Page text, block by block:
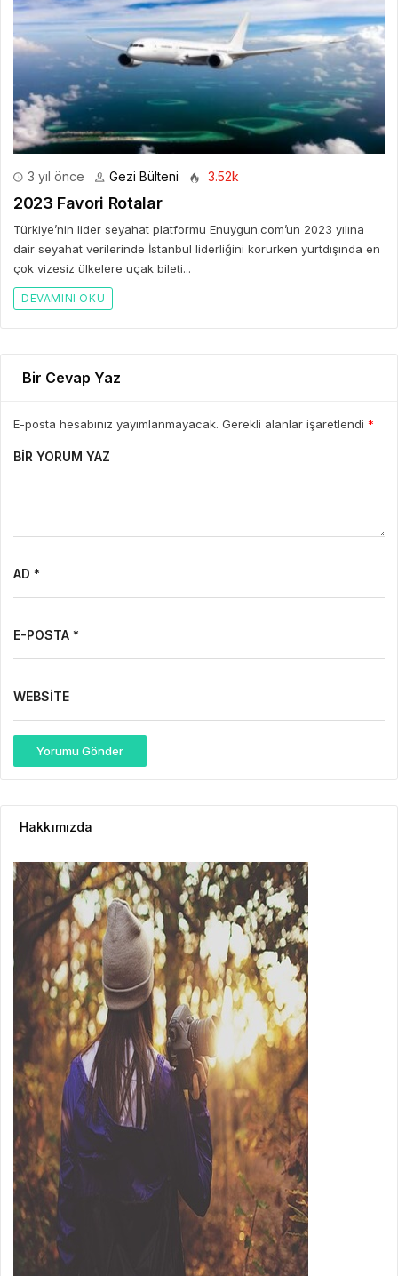
3 yıl önce Gezi Bülteni 3.52k
2023 Favori Rotalar
Türkiye’nin lider seyahat platformu Enuygun.com’un 2023 yılına
dair seyahat verilerinde İstanbul liderliğini korurken yurtdışında en
çok vizesiz ülkelere uçak bileti...
DEVAMINI OKU
Bir Cevap Yaz
E-posta hesabınız yayımlanmayacak. Gerekli alanlar işaretlendi *
BIR YORUM YAZ
AD *
E-POSTA *
WEBSITE
Yorumu Gönder
Hakkımızda